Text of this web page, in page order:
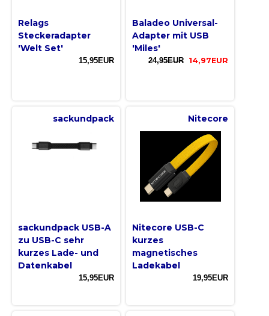
Relags
Steckeradapter
'Welt Set'
15,95EUR
Baladeo Universal-
Adapter mit USB
'Miles'
24,95EUR 14,97EUR
sackundpack
sackundpack USB-A
zu USB-C sehr
kurzes Lade- und
Datenkabel
15,95EUR
Nitecore
Nitecore USB-C
kurzes
magnetisches
Ladekabel
19,95EUR